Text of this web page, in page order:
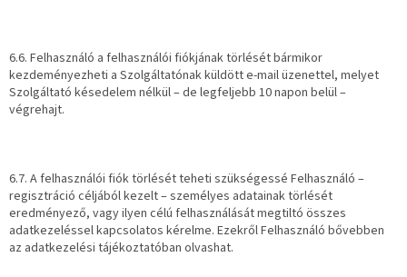
6.6. Felhasználó a felhasználói fiókjának törlését bármikor
kezdeményezheti a Szolgáltatónak küldött e-mail üzenettel, melyet
Szolgáltató késedelem nélkül – de legfeljebb 10 napon belül –
végrehajt.
6.7. A felhasználói fiók törlését teheti szükségessé Felhasználó –
regisztráció céljából kezelt – személyes adatainak törlését
eredményező, vagy ilyen célú felhasználását megtiltó összes
adatkezeléssel kapcsolatos kérelme. Ezekről Felhasználó bővebben
az adatkezelési tájékoztatóban olvashat.